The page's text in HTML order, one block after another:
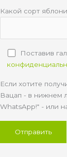
Какой сорт
Поставив
Если хотите
Вацап - в нижнем
WhatsApp!" - или